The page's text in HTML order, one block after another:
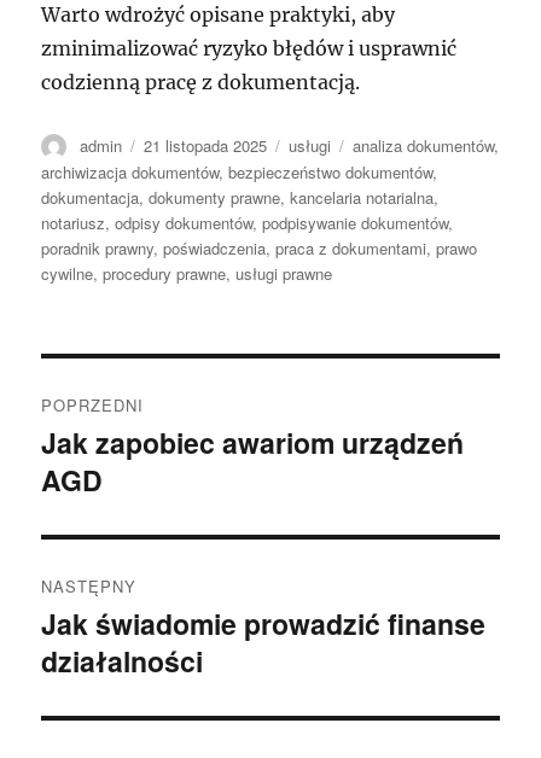
Warto wdrożyć opisane praktyki, aby
zminimalizować ryzyko błędów i usprawnić
codzienną pracę z dokumentacją.
Autor
admin
Data
publikacji
21 listopada 2025 Kategorie
usługi Tagi
analiza dokumentów,
archiwizacja dokumentów,bezpieczeństwo dokumentów,
dokumentacja,dokumenty prawne,kancelaria notarialna,
notariusz,odpisy dokumentów,podpisywanie dokumentów,
poradnik prawny,poświadczenia,praca z dokumentami,prawo
cywilne,procedury prawne, usługi prawne
wpisu
POPRZEDNI
Poprzedni
wpis:
Jak zapobiec awariom urządzeń
AGD
NASTĘPNY
Następny
wpis:
Jak świadomie prowadzić finanse
działalności